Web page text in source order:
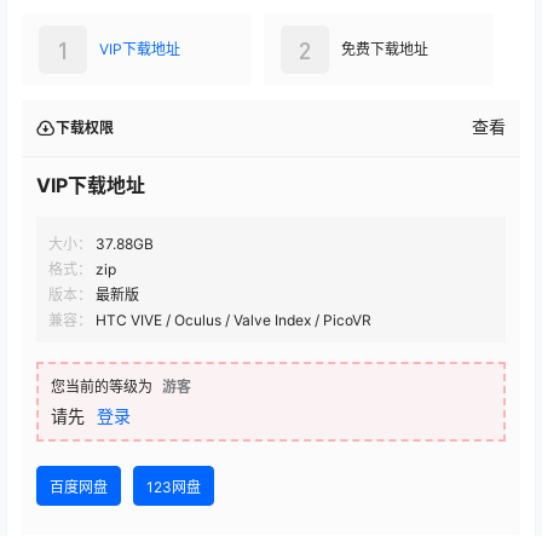
VIP下载地址
1 免费下载地址
2
下载权限 查看
VIP下载地址
大小：
37.88GB
格式：
zip
版本：
最新版
兼容：
HTC VIVE / Oculus / Valve Index / PicoVR
您当前的等级为 游客
请先 登录
百度网盘 123网盘